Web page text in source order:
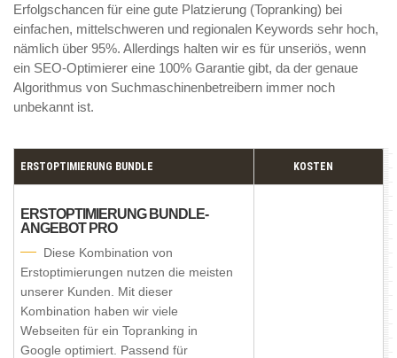
Erfolgschancen für eine gute Platzierung (Topranking) bei
einfachen, mittelschweren und regionalen Keywords sehr hoch,
nämlich über 95%. Allerdings halten wir es für unseriös, wenn
ein SEO-Optimierer eine 100% Garantie gibt, da der genaue
Algorithmus von Suchmaschinenbetreibern immer noch
unbekannt ist.
ERSTOPTIMIERUNG BUNDLE KOSTEN
ERSTOPTIMIERUNG BUNDLE-
ANGEBOT PRO
Diese Kombination von
Erstoptimierungen nutzen die meisten
unserer Kunden. Mit dieser
Kombination haben wir viele
Webseiten für ein Topranking in
Google optimiert. Passend für